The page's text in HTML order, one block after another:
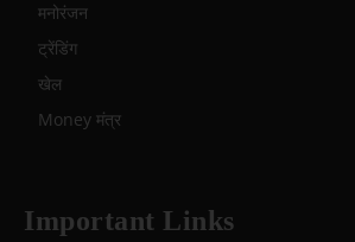
मनोरंजन
ट्रेंडिंग
खेल
Money मंत्र
Important Links